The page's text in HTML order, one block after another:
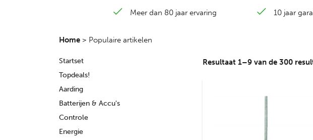
Meer dan 80 jaar ervaring 10 jaar
Home > Populaire artikelen
Startset
Topdeals!
Aarding
Batterijen & Accu's
Controle
Energie
Resultaat 1–9 van de 300